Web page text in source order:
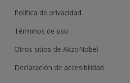
Política de privacidad
Términos de uso
Otros sitios de AkzoNobel
Declaración de accesibilidad